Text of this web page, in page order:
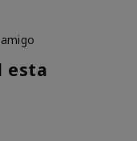
esta